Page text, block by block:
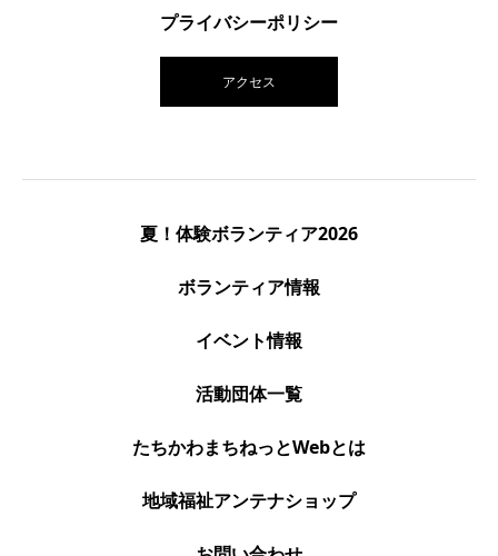
プライバシーポリシー
アクセス
夏！体験ボランティア2026
ボランティア情報
イベント情報
活動団体一覧
たちかわまちねっとWebとは
地域福祉アンテナショップ